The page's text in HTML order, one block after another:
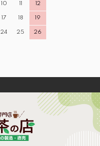
10 11 12
17 18 19
24 25 26